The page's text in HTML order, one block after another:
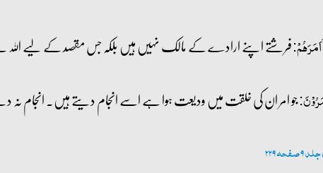
فرشتے اپنے ارادے کے مالک نہیں ہیں بلکہ جس مقصد کے لیے
جو امر ان کی خلقت میں ودیعت ہوا ہے اسے انجام دیتے ہیں۔ انجام
229